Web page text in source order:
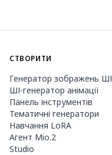
СТВОРИТИ
Генератор зображень ШІ
ШІ-генератор анімації
Панель інструментів
Тематичні генератори
Навчання LoRA
Агент Mio.2
Studio